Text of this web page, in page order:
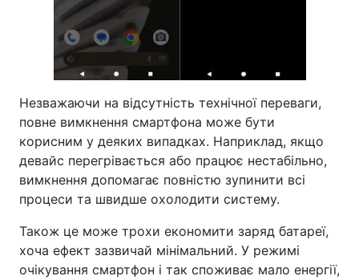
Незважаючи на відсутність технічної переваги,
повне вимкнення смартфона може бути
корисним у деяких випадках. Наприклад, якщо
девайс перегрівається або працює нестабільно,
вимкнення допомагає повністю зупинити всі
процеси та швидше охолодити систему.
Також це може трохи економити заряд батареї,
хоча ефект зазвичай мінімальний. У режимі
очікування смартфон і так споживає мало енергії,